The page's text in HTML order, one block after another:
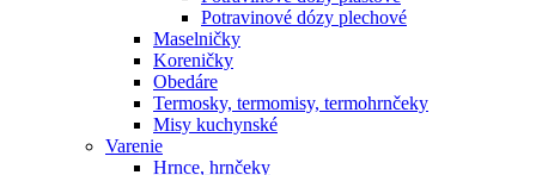
Potravinové dózy plechové
Maselničky
Koreničky
Obedáre
Termosky, termomisy, termohrnčeky
Misy kuchynské
Varenie
Hrnce, hrnčeky